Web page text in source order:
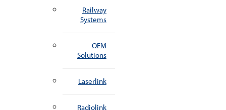
Railway
Systems
OEM
Solutions
Laserlink
Radiolink